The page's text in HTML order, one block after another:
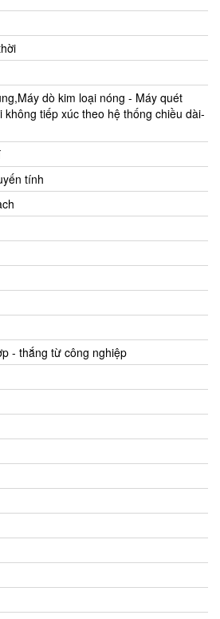
dò kim loại nóng - Máy quét
tiếp xúc theo hệ thống chiều dài-
tính
- thắng từ công nghiệp